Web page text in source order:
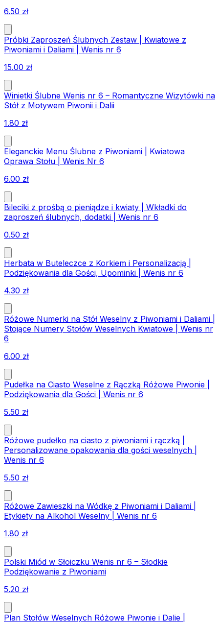
6.50 zł
Próbki Zaproszeń Ślubnych Zestaw | Kwiatowe z
Piwoniami i Daliami | Wenis nr 6
15.00 zł
Winietki Ślubne Wenis nr 6 – Romantyczne Wizytówki na
Stół z Motywem Piwonii i Dalii
1.80 zł
Eleganckie Menu Ślubne z Piwoniami | Kwiatowa
Oprawa Stołu | Wenis Nr 6
6.00 zł
Bileciki z prośbą o pieniądze i kwiaty | Wkładki do
zaproszeń ślubnych, dodatki | Wenis nr 6
0.50 zł
Herbata w Buteleczce z Korkiem i Personalizacją |
Podziękowania dla Gości, Upominki | Wenis nr 6
4.30 zł
Różowe Numerki na Stół Weselny z Piwoniami i Daliami |
Stojące Numery Stołów Weselnych Kwiatowe | Wenis nr
6
6.00 zł
Pudełka na Ciasto Weselne z Rączką Różowe Piwonie |
Podziękowania dla Gości | Wenis nr 6
5.50 zł
Różowe pudełko na ciasto z piwoniami i rączką |
Personalizowane opakowania dla gości weselnych |
Wenis nr 6
5.50 zł
Różowe Zawieszki na Wódkę z Piwoniami i Daliami |
Etykiety na Alkohol Weselny | Wenis nr 6
1.80 zł
Polski Miód w Słoiczku Wenis nr 6 – Słodkie
Podziękowanie z Piwoniami
5.20 zł
Plan Stołów Weselnych Różowe Piwonie i Dalie |